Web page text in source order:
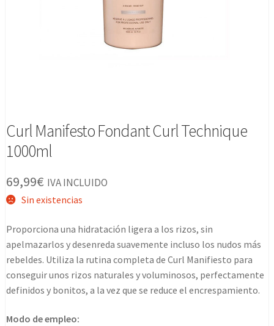
Curl Manifesto Fondant Curl Technique
1000ml
69,99€ IVA INCLUIDO
Sin existencias
Proporciona una hidratación ligera a los rizos, sin
apelmazarlos y desenreda suavemente incluso los nudos más
rebeldes. Utiliza la rutina completa de Curl Manifiesto para
conseguir unos rizos naturales y voluminosos, perfectamente
definidos y bonitos, a la vez que se reduce el encrespamiento.
Modo de empleo: